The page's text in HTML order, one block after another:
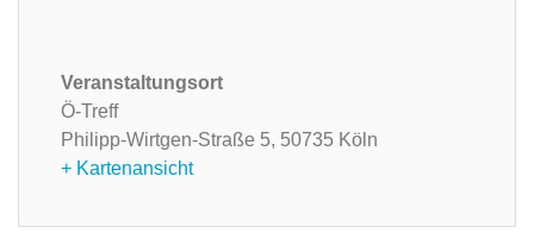
Veranstaltungsort
Ö-Treff
Philipp-Wirtgen-Straße 5, 50735 Köln
+ Kartenansicht